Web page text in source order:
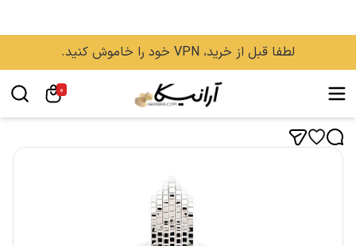
لطفا قبل از خرید، VPN خود را خاموش کنید.
0